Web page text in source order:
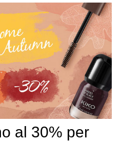
al 30% per